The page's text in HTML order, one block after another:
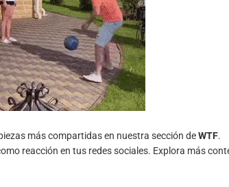
más compartidas en nuestra sección deWTF.
reacción en tus redes sociales. Explora más